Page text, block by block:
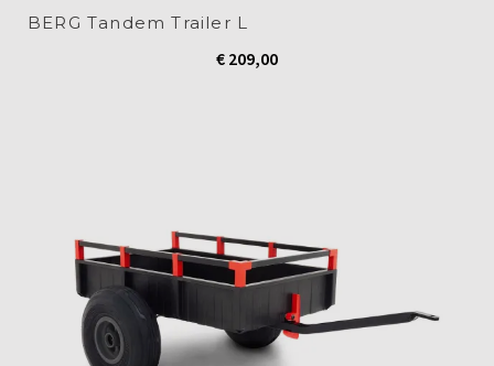
BERG Tandem Trailer L
€ 209,00